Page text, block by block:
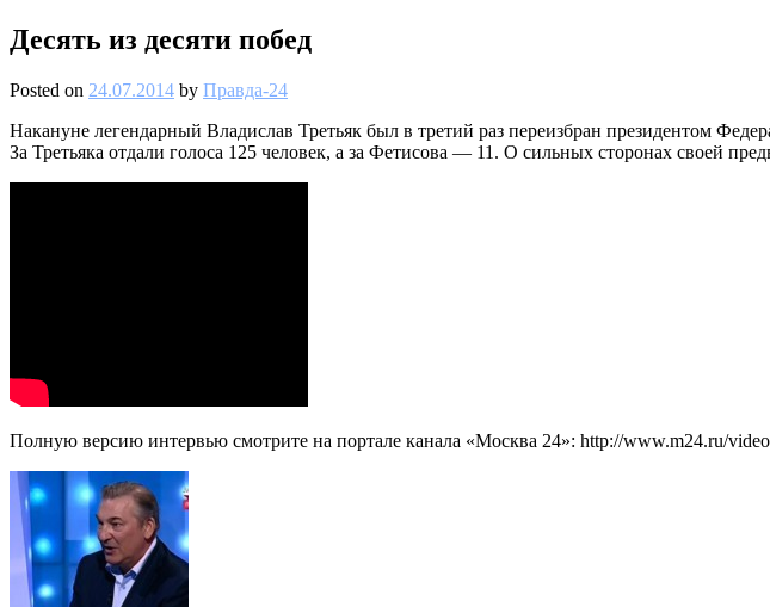
Десять из десяти побед
Posted on 24.07.2014 by Правда-24
Накануне легендарный Владислав Третьяк был в третий раз переизбран президентом
За Третьяка отдали голоса 125 человек, а за Фетисова — 11. О сильных сторонах своей
Полную версию интервью смотрите на портале канала «Москва 24»: http://www.m24.ru/